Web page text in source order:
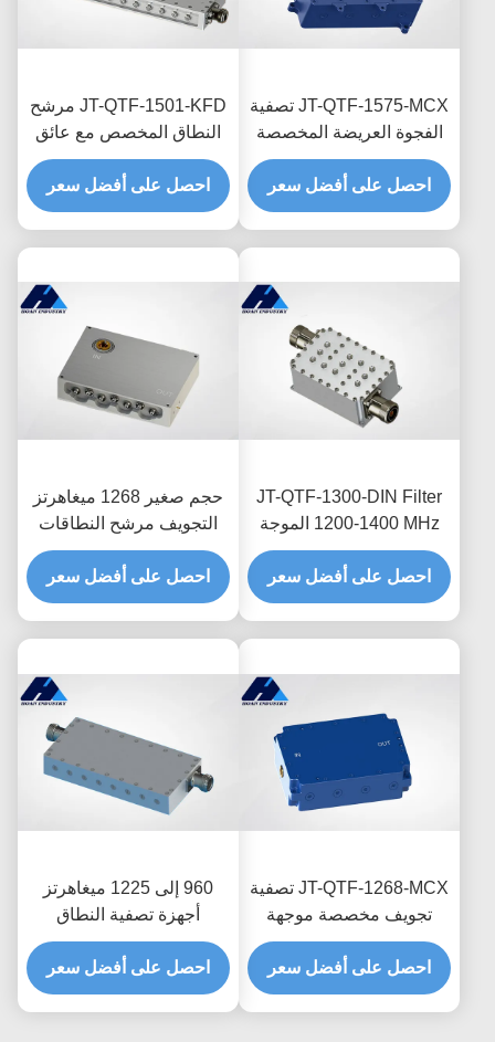
JT-QTF-1575-MCX تصفية
الفجوة العريضة المخصصة
لموجة التوجيه خسارة إدراج
منخفضة
احصل على أفضل سعر
JT-QTF-1501-KFD مرشح
النطاق المخصص مع عائق
50Ω وواجهة N-KFD
احصل على أفضل سعر
JT-QTF-1300-DIN Filter
1200-1400 MHz الموجة
المخصصة ضياع إدراج
منخفض
احصل على أفضل سعر
حجم صغير 1268 ميغاهرتز
التجويف مرشح النطاقات
JT-QTF-1268-MCX-1
خسارة إدراج منخفضة
مخصصة
احصل على أفضل سعر
JT-QTF-1268-MCX تصفية
تجويف مخصصة موجهة
موجة مصفف الحزام
منخفض خسارة الإدراج
احصل على أفضل سعر
960 إلى 1225 ميغاهرتز
أجهزة تصفية النطاق
اللاسلكي اللاسلكي UHF
VUF 50W أجهزة تصفية
تجوف RF
احصل على أفضل سعر